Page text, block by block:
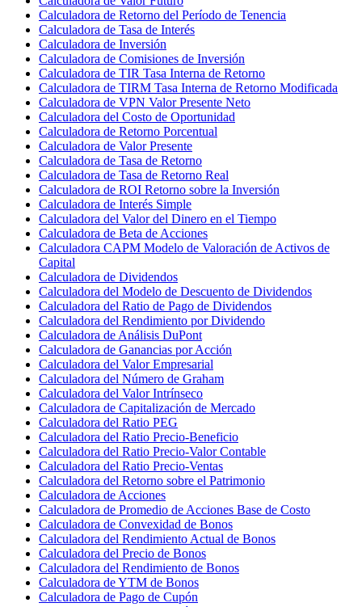
Calculadora de Retorno del Período de Tenencia
Calculadora de Tasa de Interés
Calculadora de Inversión
Calculadora de Comisiones de Inversión
Calculadora de TIR Tasa Interna de Retorno
Calculadora de TIRM Tasa Interna de Retorno Modificada
Calculadora de VPN Valor Presente Neto
Calculadora del Costo de Oportunidad
Calculadora de Retorno Porcentual
Calculadora de Valor Presente
Calculadora de Tasa de Retorno
Calculadora de Tasa de Retorno Real
Calculadora de ROI Retorno sobre la Inversión
Calculadora de Interés Simple
Calculadora del Valor del Dinero en el Tiempo
Calculadora de Beta de Acciones
Calculadora CAPM Modelo de Valoración de Activos de
Capital
Calculadora de Dividendos
Calculadora del Modelo de Descuento de Dividendos
Calculadora del Ratio de Pago de Dividendos
Calculadora del Rendimiento por Dividendo
Calculadora de Análisis DuPont
Calculadora de Ganancias por Acción
Calculadora del Valor Empresarial
Calculadora del Número de Graham
Calculadora del Valor Intrínseco
Calculadora de Capitalización de Mercado
Calculadora del Ratio PEG
Calculadora del Ratio Precio-Beneficio
Calculadora del Ratio Precio-Valor Contable
Calculadora del Ratio Precio-Ventas
Calculadora del Retorno sobre el Patrimonio
Calculadora de Acciones
Calculadora de Promedio de Acciones Base de Costo
Calculadora de Convexidad de Bonos
Calculadora del Rendimiento Actual de Bonos
Calculadora del Precio de Bonos
Calculadora del Rendimiento de Bonos
Calculadora de YTM de Bonos
Calculadora de Pago de Cupón